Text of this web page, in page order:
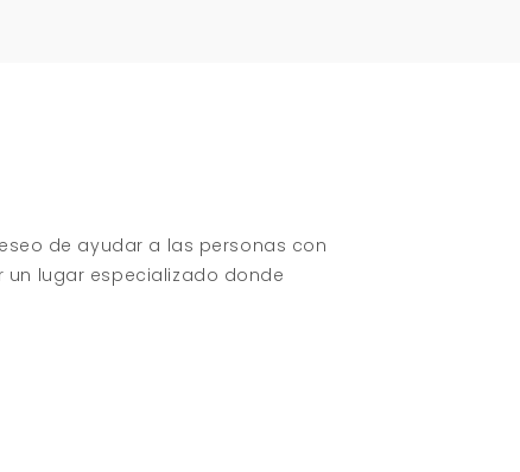
de ayudar a las personas con
lugar especializado donde